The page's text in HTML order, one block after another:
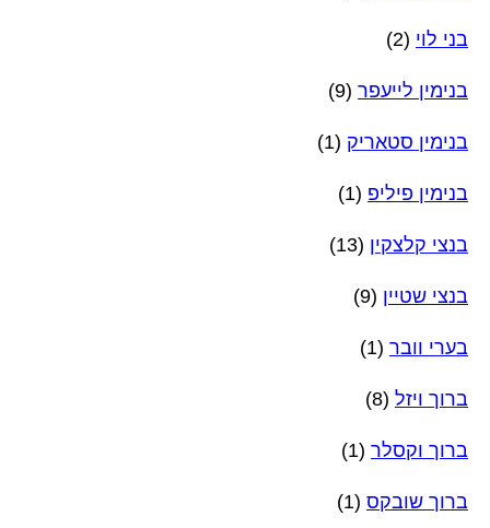
בני לוי (2)
בנימין לייעפר (9)
בנימין סטאריק (1)
בנימין פיליפ (1)
בנצי קלצקין (13)
בנצי שטיין (9)
בערי וובר (1)
ברוך ויזל (8)
ברוך וקסלר (1)
ברוך שובקס (1)